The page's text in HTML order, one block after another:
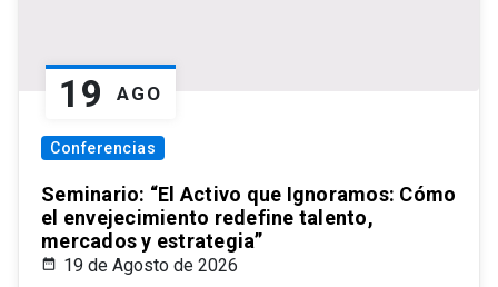
19 AGO
Conferencias
Seminario: “El Activo que Ignoramos: Cómo
el envejecimiento redefine talento,
mercados y estrategia”
19 de Agosto de 2026